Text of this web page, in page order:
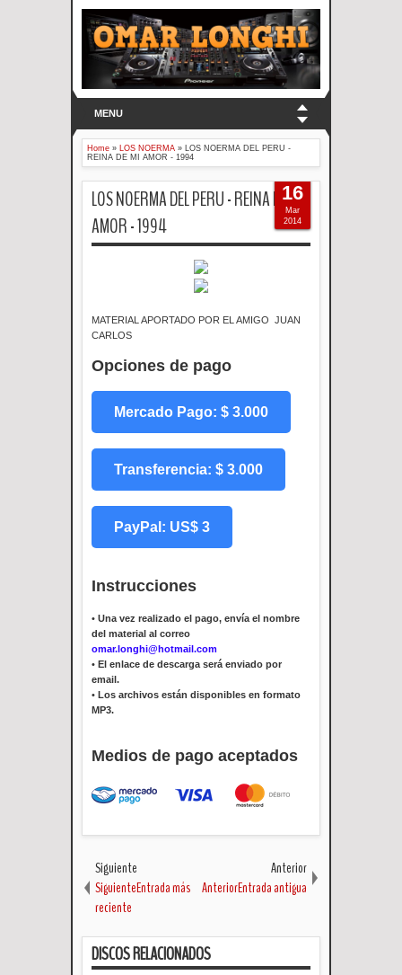
MENU
Home » LOS NOERMA »
LOS NOERMA DEL PERU -
REINA DE MI AMOR - 1994
LOS NOERMA DEL PERU - REINA DE MI
AMOR - 1994
MATERIAL APORTADO POR EL AMIGO JUAN
CARLOS
Opciones de pago
Mercado Pago: $ 3.000
Transferencia: $ 3.000
PayPal: US$ 3
Instrucciones
• Una vez realizado el pago, envía el nombre
del material al correo
omar.longhi@hotmail.com
• El enlace de descarga será enviado por
email.
• Los archivos están disponibles en formato
MP3.
Medios de pago aceptados
16
Mar
2014
Siguiente
SiguienteEntrada más
reciente
Anterior
AnteriorEntrada antigua
DISCOS RELACIONADOS